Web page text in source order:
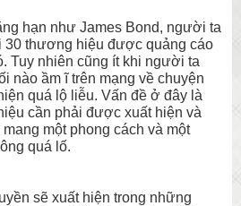
hạn như James Bond, người ta
thương hiệu được quảng cáo
Tuy nhiên cũng ít khi người ta
nào ầm ĩ trên mạng về chuyện
quá lộ liễu. Vấn đề ở đây là
cần phải được xuất hiện và
một phong cách và một
quá lố.
sẽ xuất hiện trong những